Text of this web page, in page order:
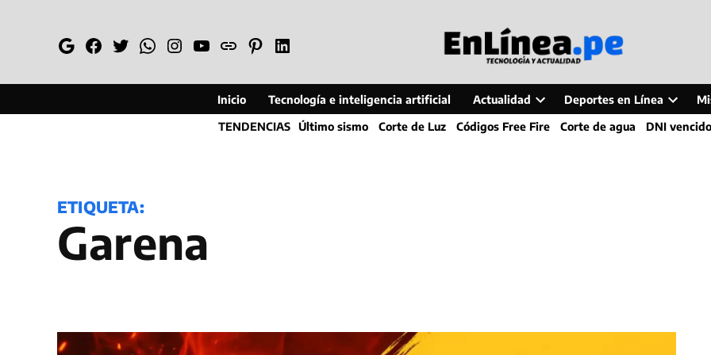
GoogleFacebook
TwitterWhatsapp
Instagram
YouTube
WebPinterestLinkedin
Inicio Tecnología e inteligencia artificial Actualidad
Open
dropdown
Deportes en Línea
Open
dropdown
TENDENCIAS Último sismo Corte de Luz Códigos Free Fire Corte de agua DNI vencido
ETIQUETA:
Garena